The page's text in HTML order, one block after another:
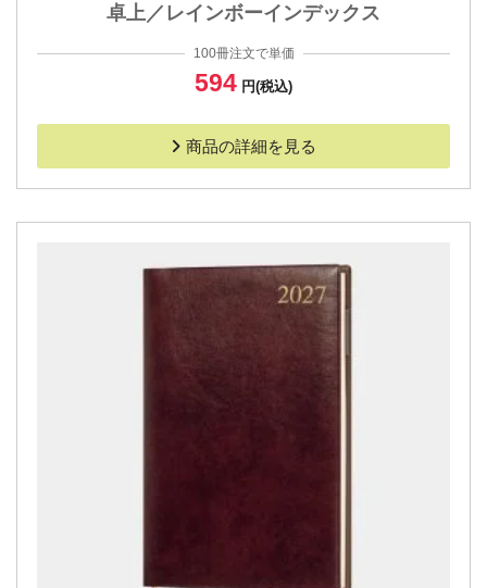
卓上／レインボーインデックス
100冊注文で単価
594 円(税込)
商品の詳細を見る